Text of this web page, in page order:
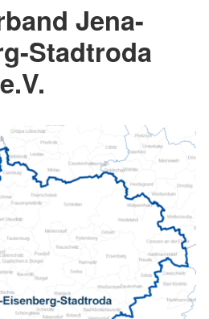
Jena-
Stadtroda
e.V.